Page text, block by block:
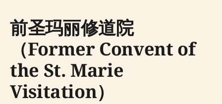
前圣玛丽修道院
（Former Convent of
the St. Marie
Visitation）